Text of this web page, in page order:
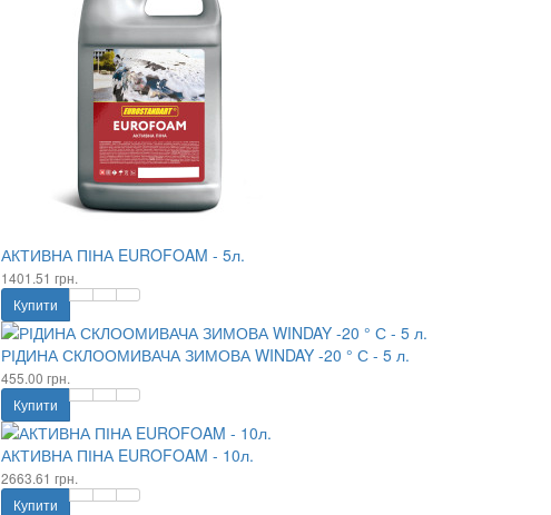
АКТИВНА ПІНА EUROFOAM - 5л.
1401.51 грн.
Купити
РІДИНА СКЛООМИВАЧА ЗИМОВА WINDAY -20 ° С - 5 л.
455.00 грн.
Купити
АКТИВНА ПІНА EUROFOAM - 10л.
2663.61 грн.
Купити